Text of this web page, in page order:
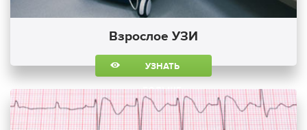
Взрослое УЗИ
УЗНАТЬ
БОЛЬШЕ